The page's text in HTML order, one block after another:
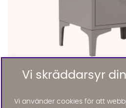
BRITT Sängbord Ljusgrå
Vi skräddarsyr
Vi använder cookies för att